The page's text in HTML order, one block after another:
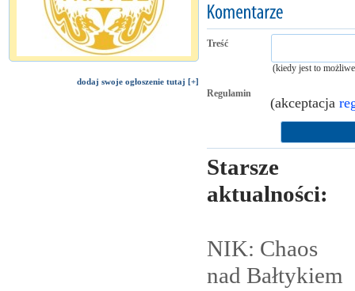
dodaj swoje ogłoszenie tutaj [+]
Treść
(kiedy jest to
Regulamin
(akceptacja
Starsze
aktualności:
NIK: Chaos
nad Bałtykiem